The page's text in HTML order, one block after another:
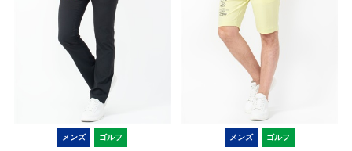
メンズ ゴルフ メンズ ゴルフ